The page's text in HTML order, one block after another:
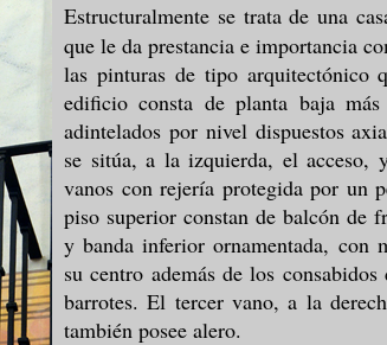
Estructuralmente se trata de una
que le da prestancia e importancia
las pinturas de tipo arquitectónico
edificio consta de planta baja
adintelados por nivel dispuestos
se sitúa, a la izquierda, el acceso,
vanos con rejería protegida por un
piso superior constan de balcón de
y banda inferior ornamentada, con
su centro además de los
barrotes. El tercer vano, a la
también posee alero.